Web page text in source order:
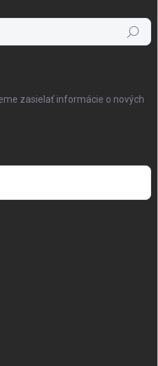
Hľadať
zasielať informácie o nových